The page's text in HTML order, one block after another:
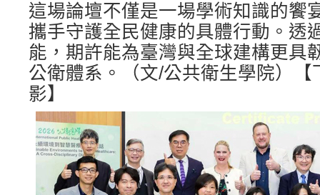
這場論壇不僅是一場學術知識的饗
攜手守護全民健康的具體行動。透
能，期許能為臺灣與全球建構更具
公衛體系。（文/公共衛生學院）【
影】